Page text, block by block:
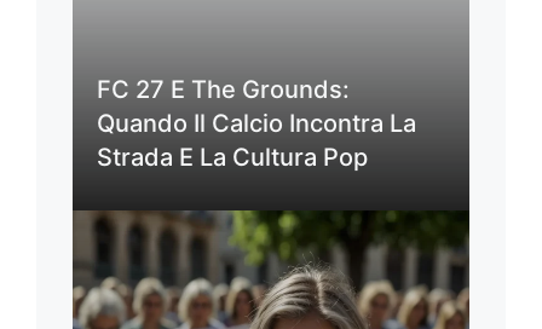
FC 27 E The Grounds:
Quando Il Calcio Incontra La
Strada E La Cultura Pop